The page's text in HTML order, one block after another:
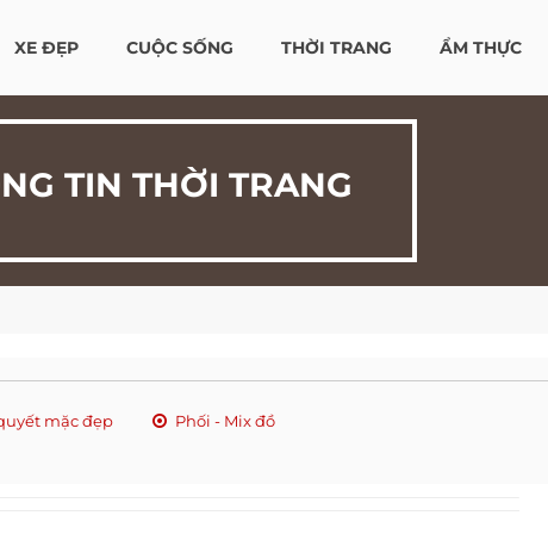
XE ĐẸP CUỘC SỐNG THỜI TRANG ẨM THỰC
TIN THỜI TRANG
mặc đẹp Phối - Mix đồ